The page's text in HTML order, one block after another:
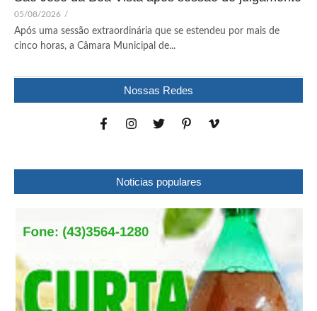
05/08/2026 /
Após uma sessão extraordinária que se estendeu por mais de
cinco horas, a Câmara Municipal de...
Nossas Redes
Noticias populares